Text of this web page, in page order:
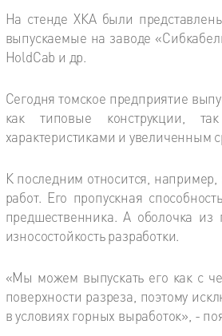
На стенде ХКА были
выпускаемые на заводе
HoldCab и др.
Сегодня томское предприятие
как типовые конструкции,
характеристиками и увеличенным
К последним относится,
работ. Его пропускная
предшественника. А оболочка из
износостойкость разработки.
«Мы можем выпускать его как с
поверхности разреза, поэтому
в условиях горных выработок», -